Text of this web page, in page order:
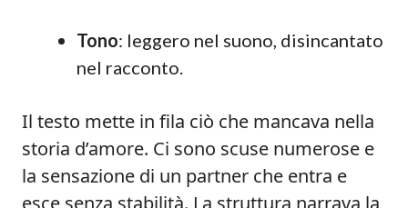
Tono: leggero nel suono, disincantato
nel racconto.
Il testo mette in fila ciò che mancava nella
storia d’amore. Ci sono scuse numerose e
la sensazione di un partner che entra e
esce senza stabilità. La struttura narrava la